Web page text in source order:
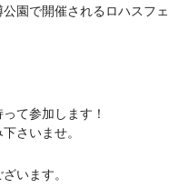
園で開催されるロハスフ
て参加します！
さいませ。
います。